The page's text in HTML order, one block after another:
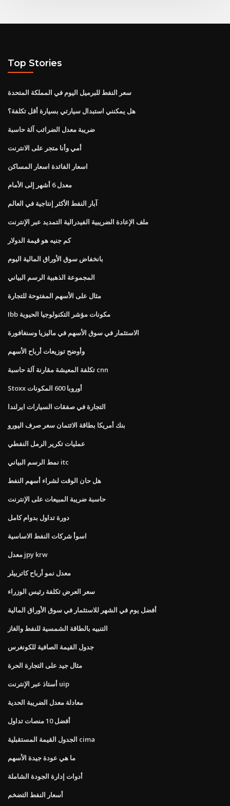
Top Stories
سعر النفط للبرميل اليوم في المملكة المتحدة
هل يمكنني استبدال سيارتي بسيارة أقل تكلفة؟
ضريبة معدل الضرائب آلة حاسبة
أمي وأنا متجر على الانترنت
اسعار الفائدة اسعار المساكن
معدل 6 أشهر إلى الأمام
آبار النفط الأكثر إنتاجية في العالم
ملف الإعادة الضريبية الفيدرالية التمديد عبر الإنترنت
كم جنيه هو قيمة الدولار
بانخفاض سوق الأوراق المالية اليوم
المجموعة الذهبية الرسم البياني
مثال على الأسهم المفتوحة للتجارة
Ibb مكونات مؤشر التكنولوجيا الحيوية
الاستثمار في سوق الأسهم في ماليزيا وسنغافورة
وأوضح توزيعات أرباح الأسهم
تكلفة المعيشة مقارنة آلة حاسبة cnn
Stoxx أوروبا 600 المكونات
التجارة في صفقات السيارات ايرلندا
بنك أمريكا بطاقة الائتمان سعر صرف اليورو
عمليات تكرير الرمل النفطي
نمط الرسم البياني itc
هل حان الوقت لشراء أسهم النفط
حاسبة ضريبة المبيعات على الإنترنت
دورة تداول بدوام كامل
اسوأ شركات النفط الاساسية
معدل jpy krw
معدل نمو أرباح كاتربيلر
سعر العرض تكلفة رئيس الوزراء
أفضل يوم في الشهر للاستثمار في سوق الأوراق المالية
التنبيه بالطاقة الشمسية للنفط والغاز
جدول القيمة الصافية للكونغرس
مثال جيد على التجارة الحرة
أستاذ عبر الإنترنت uip
معادلة معدل الضريبة الحدية
أفضل 10 منصات تداول
الجدول القيمة المستقبلية cima
ما هي عودة جيدة الأسهم
أدوات إدارة الجودة الشاملة
أسعار النفط التضخم